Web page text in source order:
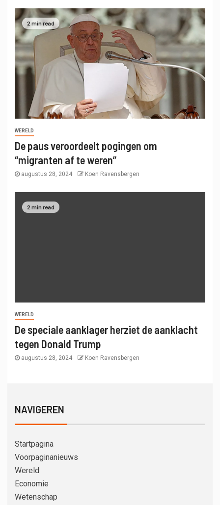
2 min read
WERELD
De paus veroordeelt pogingen om
“migranten af ​​te weren”
augustus 28, 2024 Koen Ravensbergen
2 min read
WERELD
De speciale aanklager herziet de aanklacht
tegen Donald Trump
augustus 28, 2024 Koen Ravensbergen
NAVIGEREN
Startpagina
Voorpaginanieuws
Wereld
Economie
Wetenschap